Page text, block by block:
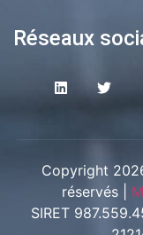
Réseaux
Copyright
réservés |
SIRET